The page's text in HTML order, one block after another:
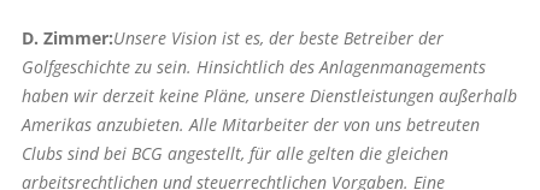
D. Zimmer:Unsere Vision ist es, der beste Betreiber der
Golfgeschichte zu sein. Hinsichtlich des Anlagenmanagements
haben wir derzeit keine Pläne, unsere Dienstleistungen außerhalb
Amerikas anzubieten. Alle Mitarbeiter der von uns betreuten
Clubs sind bei BCG angestellt, für alle gelten die gleichen
arbeitsrechtlichen und steuerrechtlichen Vorgaben. Eine